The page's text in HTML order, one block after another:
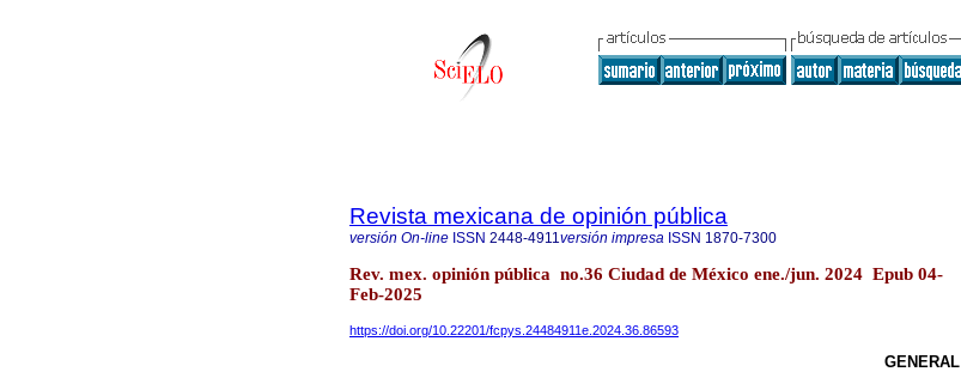
Revista mexicana de opinión pública
versión On-line ISSN 2448-4911versión impresa ISSN 1870-7300
Rev. mex. opinión pública no.36 Ciudad de México ene./jun. 2024 Epub 04-
Feb-2025
https://doi.org/10.22201/fcpys.24484911e.2024.36.86593
GENERAL